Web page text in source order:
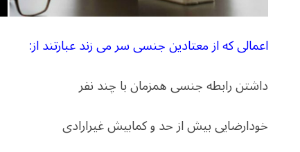
اعمالی که از معتادین جنسی سر می زند عبارتند از:
داشتن رابطه جنسی همزمان با چند نفر
خودارضایی بیش از حد و کمابیش غیرارادی